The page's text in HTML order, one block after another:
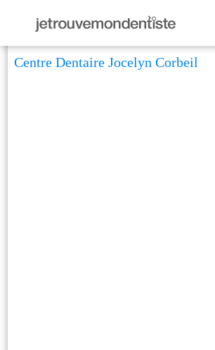
Centre Dentaire Jocelyn Corbeil